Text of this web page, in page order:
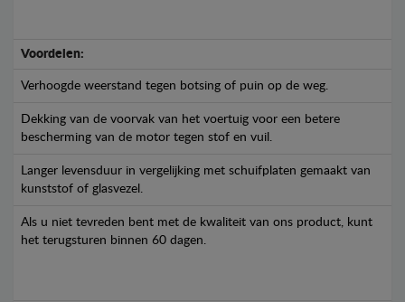
Voordelen:
Verhoogde weerstand tegen botsing of puin op de weg.
Dekking van de voorvak van het voertuig voor een betere
bescherming van de motor tegen stof en vuil.
Langer levensduur in vergelijking met schuifplaten gemaakt van
kunststof of glasvezel.
Als u niet tevreden bent met de kwaliteit van ons product, kunt
het terugsturen binnen 60 dagen.